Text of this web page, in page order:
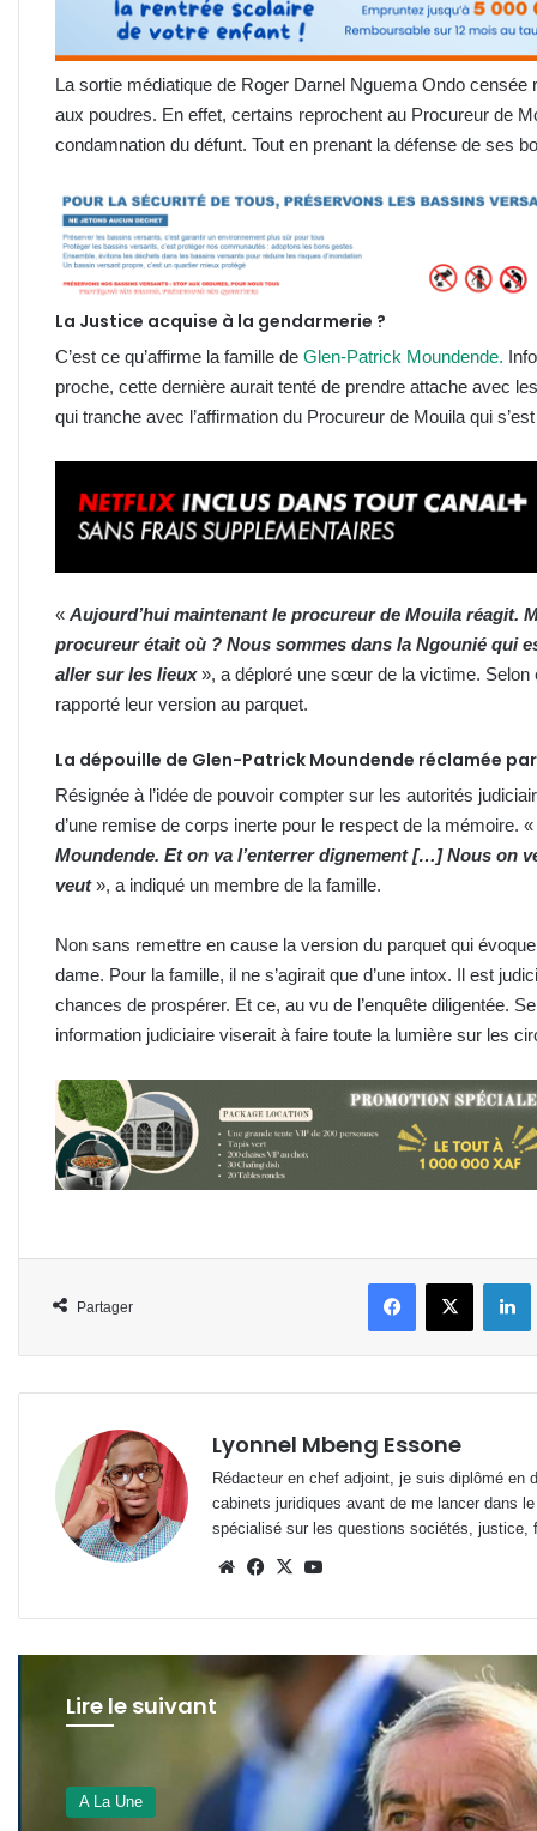
La sortie médiatique de Roger Darnel Nguema Ondo
aux poudres. En effet, certains reprochent au Procureur de
condamnation du défunt. Tout en prenant la défense de ses
La Justice acquise à la gendarmerie ?
C’est ce qu’affirme la famille de Glen-Patrick Moundende.
proche, cette dernière aurait tenté de prendre attache avec
qui tranche avec l’affirmation du Procureur de Mouila qui
« Aujourd’hui maintenant le procureur de Mouila réagit.
procureur était où ? Nous sommes dans la Ngounié qui
aller sur les lieux», a déploré une sœur de la victime. Selon
rapporté leur version au parquet.
La dépouille de Glen-Patrick Moundende réclamée
Résignée à l’idée de pouvoir compter sur les autorités
d’une remise de corps inerte pour le respect de la mémoire. «
Moundende. Et on va l’enterrer dignement […] Nous on
veut», a indiqué un membre de la famille.
Non sans remettre en cause la version du parquet qui
dame. Pour la famille, il ne s’agirait que d’une intox. Il est
chances de prospérer. Et ce, au vu de l’enquête diligentée.
information judiciaire viserait à faire toute la lumière sur les
Partager
FacebookX
Lyonnel Mbeng Essone
Rédacteur en chef adjoint, je suis diplômé
cabinets juridiques avant de me lancer dans
spécialisé sur les questions sociétés,
WebsiteFacebook
X
Lire le suivant
A La Une